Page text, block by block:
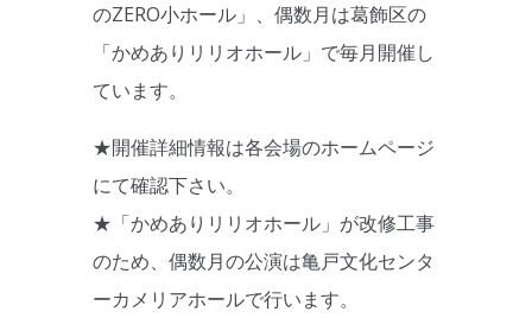
のZERO小ホール」、偶数月は葛飾区の
「かめありリリオホール」で毎月開催し
ています。
★開催詳細情報は各会場のホームページ
にて確認下さい。
★「かめありリリオホール」が改修工事
のため、偶数月の公演は亀戸文化センタ
ーカメリアホールで行います。